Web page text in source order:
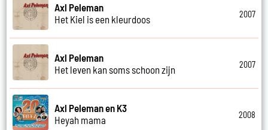
Axl Peleman
Het Kiel is een kleurdoos
2007
Axl Peleman
Het leven kan soms schoon zijn
2007
Axl Peleman en K3
Heyah mama
2008